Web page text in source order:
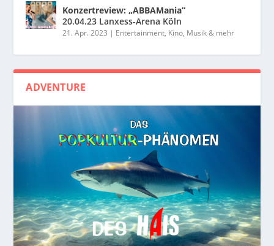
Konzertreview: „ABBAMania“
20.04.23 Lanxess-Arena Köln
21. Apr. 2023 | Entertainment, Kino, Musik & mehr
ADVENTURE